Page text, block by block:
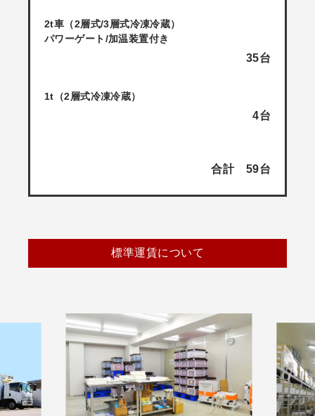
2t車（2層式/3層式冷凍冷蔵）
パワーゲート/加温装置付き
35台
1t（2層式冷凍冷蔵）
4台
合計 59台
標準運賃について